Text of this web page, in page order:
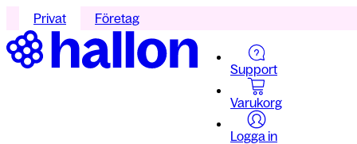
Privat Företag
Support
Varukorg
Logga in